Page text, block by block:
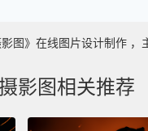
图》在线图片设计制作
影图相关推荐